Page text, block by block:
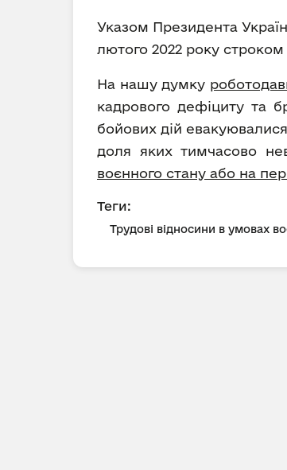
Указом Президента
лютого 2022 року строком
На нашу думку
кадрового дефіциту та
бойових дій
доля яких тимчасово
воєнного стану або на
Теги:
Трудові відносини в умовах